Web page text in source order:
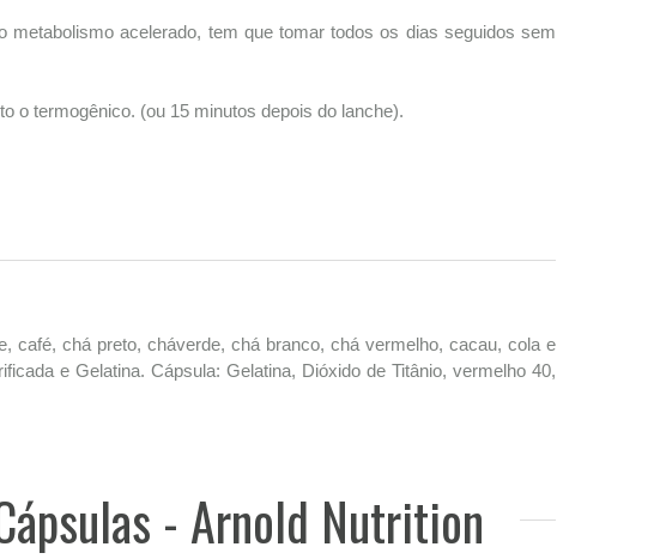
acelerado, tem que tomar todos os dias seguidos sem
o termogênico. (ou 15 minutos depois do lanche).
café, chá preto, cháverde, chá branco, chá vermelho, cacau, cola e
e Gelatina. Cápsula: Gelatina, Dióxido de Titânio, vermelho 40,
- Arnold Nutrition